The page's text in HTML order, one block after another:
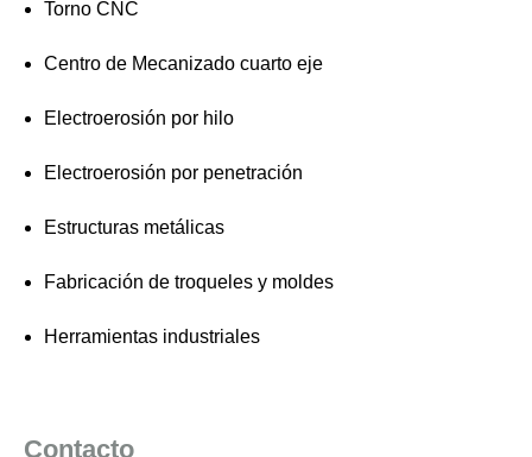
Torno CNC
Centro de Mecanizado cuarto eje
Electroerosión por hilo
Electroerosión por penetración
Estructuras metálicas
Fabricación de troqueles y moldes
Herramientas industriales
Contacto